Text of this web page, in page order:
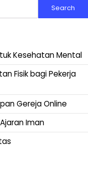
Search
Kesehatan Mental
Fisik bagi Pekerja
Gereja Online
Iman